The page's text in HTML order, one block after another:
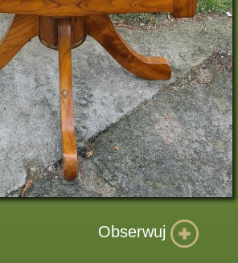
Obserwuj